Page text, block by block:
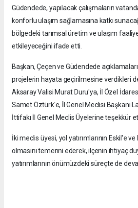
Güdendede, yapılacak çalışmaların
konforlu ulaşım sağlamasına katkı
bölgedeki tarımsal üretim ve ulaşım
etkileyeceğini ifade etti.
Başkan, Çeçen ve Güdendede
projelerin hayata geçirilmesine verdikleri
Aksaray Valisi Murat Duru'ya, İl Özel
Samet Öztürk'e, İl Genel Meclisi Başkanı
İttifakı İl Genel Meclis Üyelerine teşekkür
İki meclis üyesi, yol yatırımlarının Eskil'e ve
olmasını temenni ederek, ilçenin ihtiyaç
yatırımlarının önümüzdeki süreçte de